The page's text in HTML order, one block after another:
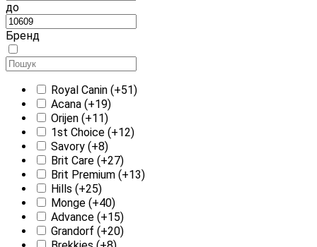
до
Бренд
Royal Canin (+51)
Acana (+19)
Orijen (+11)
1st Choice (+12)
Savory (+8)
Brit Care (+27)
Brit Premium (+13)
Hills (+25)
Monge (+40)
Advance (+15)
Grandorf (+20)